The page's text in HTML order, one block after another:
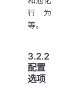
行为
等。
3.2.2
配置
选项